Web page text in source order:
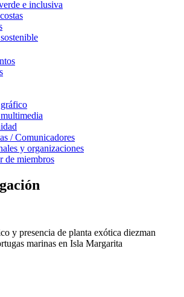
e inclusiva
/ Comunicadores
y organizaciones
de miembros
y presencia de planta exótica diezman
marinas en Isla Margarita